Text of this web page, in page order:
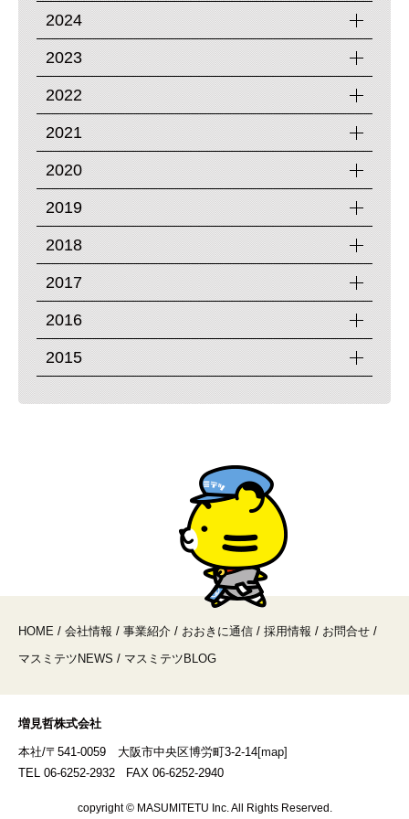
2024
2023
2022
2021
2020
2019
2018
2017
2016
2015
HOME / 会社情報 / 事業紹介 / おおきに通信 / 採用情報 / お問合せ /
マスミテツNEWS / マスミテツBLOG
増見哲株式会社
本社/〒541-0059 大阪市中央区博労町3-2-14[map]
TEL 06-6252-2932 FAX 06-6252-2940
copyright © MASUMITETU Inc. All Rights Reserved.